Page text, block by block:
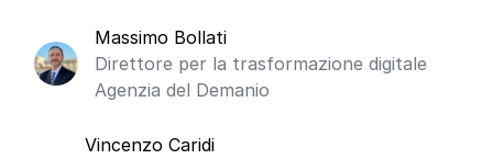
Massimo Bollati
Direttore per la trasformazione digitale
Agenzia del Demanio
Vincenzo Caridi